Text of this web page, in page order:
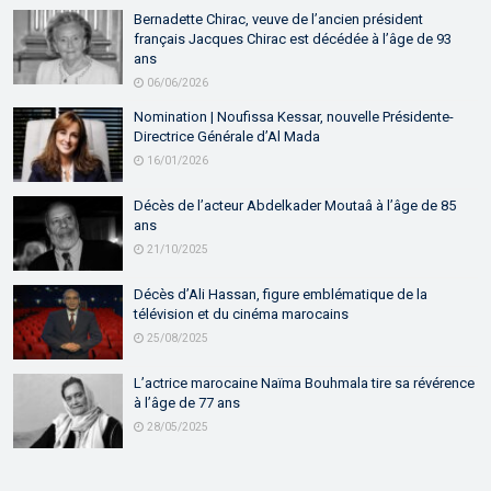
Bernadette Chirac, veuve de l’ancien président
français Jacques Chirac est décédée à l’âge de 93
ans
06/06/2026
Nomination | Noufissa Kessar, nouvelle Présidente-
Directrice Générale d’Al Mada
16/01/2026
Décès de l’acteur Abdelkader Moutaâ à l’âge de 85
ans
21/10/2025
Décès d’Ali Hassan, figure emblématique de la
télévision et du cinéma marocains
25/08/2025
L’actrice marocaine Naïma Bouhmala tire sa révérence
à l’âge de 77 ans
28/05/2025